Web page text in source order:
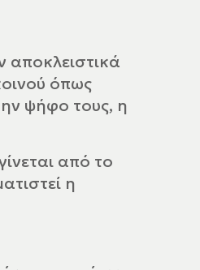
αποκλειστικά
όπως
ψήφο τους, η
από το
η